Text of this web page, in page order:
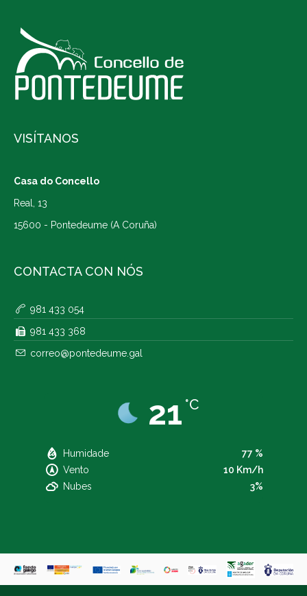
VISÍTANOS
Casa do Concello
Real, 13
15600 - Pontedeume (A Coruña)
CONTACTA CON NÓS
981 433 054
981 433 368
correo@pontedeume.gal
21 °C
Humidade
77 %
Vento
10 Km/h
Nubes
3%